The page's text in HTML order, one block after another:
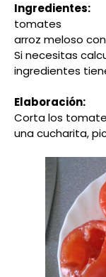
Ingredientes:
tomates
arroz meloso
Si necesitas
ingredientes
Elaboración:
Corta los
una cucharita,